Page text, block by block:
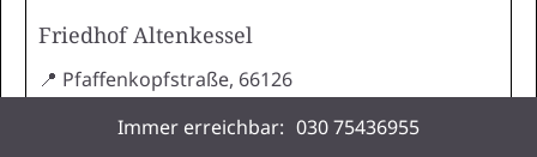
Friedhof Altenkessel
📍 Pfaffenkopfstraße, 66126
Immer erreichbar: 030 75436955